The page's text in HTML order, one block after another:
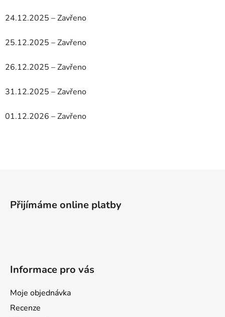
24.12.2025 – Zavřeno
25.12.2025 – Zavřeno
26.12.2025 – Zavřeno
31.12.2025 – Zavřeno
01.12.2026 – Zavřeno
Přijímáme online platby
Informace pro vás
Moje objednávka
Recenze